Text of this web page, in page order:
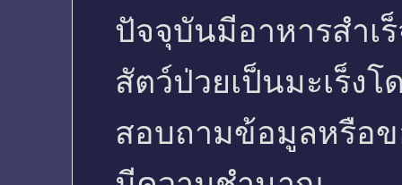
ปัจจุบันมีอาหารสำเ
สัตว์ป่วยเป็นมะเร็ง
สอบถามข้อมูลหรือ